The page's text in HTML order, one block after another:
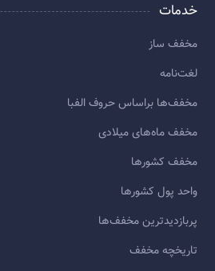
خدمات
مخفف ساز
لغت‌نامه
مخفف‌ها براساس حروف الفبا
مخفف ماه‌های میلادی
مخفف کشورها
واحد پول کشورها
پربازديدترين مخفف‌ها
تاريخچه مخفف